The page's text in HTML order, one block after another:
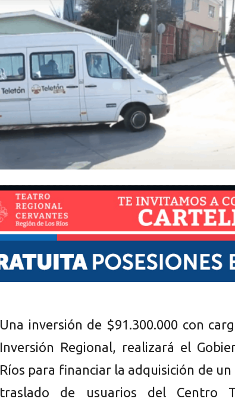
Una inversión de $91.300.000 con
Inversión Regional, realizará el
Ríos para financiar la adquisición de
traslado de usuarios del Centro